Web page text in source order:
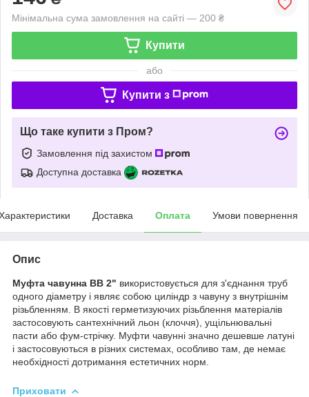
Мінімальна сума замовлення на сайті — 200 ₴
Купити
або
Купити з
Що таке купити з Пром?
Замовлення під захистом
Доступна доставка
Доставка Оплата Умови повернення
Опис
Муфта чавунна ВВ 2" використовується для з'єднання труб
одного діаметру і являє собою циліндр з чавуну з внутрішнім
різьбленням. В якості герметизуючих різьблення матеріалів
застосовують сантехнічний льон (клоччя), ущільнювальні
пасти або фум-стрічку. Муфти чавунні значно дешевше латуні
і застосовуються в різних системах, особливо там, де немає
необхідності дотримання естетичних норм.
Приховати